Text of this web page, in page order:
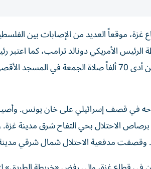
موقعاً العديد من الإصابات بين
الأمريكي دونالد ترامب، كما
«الشاباك» موافقة حركة «حماس» على نزع السلاح «خدعة» لكسب الوقت، في حين أدى 70 ألفاً صلاة الجمعة في
في قصف إسرائيلي على خان يونس.
الاحتلال بحي التفاح شرق مدينة
وقصفت مدفعية الاحتلال شمال شرقي